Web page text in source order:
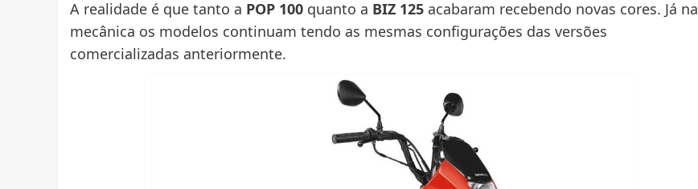
A realidade é que tanto a POP 100 quanto a BIZ 125 acabaram recebendo novas cores. Já na
mecânica os modelos continuam tendo as mesmas configurações das versões
comercializadas anteriormente.